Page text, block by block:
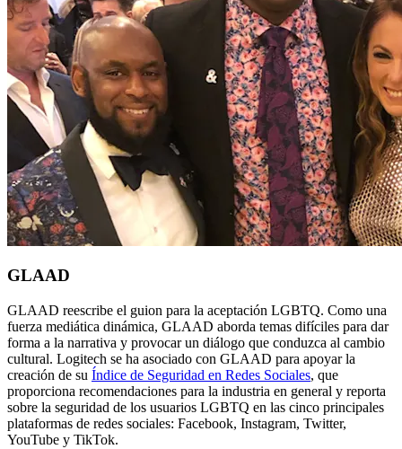
GLAAD
GLAAD reescribe el guion para la aceptación LGBTQ. Como una
fuerza mediática dinámica, GLAAD aborda temas difíciles para dar
forma a la narrativa y provocar un diálogo que conduzca al cambio
cultural. Logitech se ha asociado con GLAAD para apoyar la
creación de su Índice de Seguridad en Redes Sociales, que
proporciona recomendaciones para la industria en general y reporta
sobre la seguridad de los usuarios LGBTQ en las cinco principales
plataformas de redes sociales: Facebook, Instagram, Twitter,
YouTube y TikTok.